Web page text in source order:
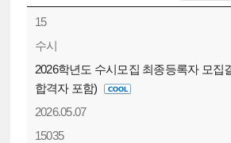
15
수시
2026학년도 수시모집 최종등록자 모집
합격자 포함)
2026.05.07
15035